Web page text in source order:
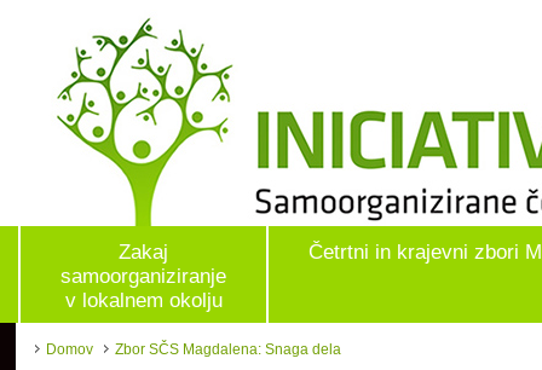
Zakaj
samoorganiziranje
v lokalnem okolju
Četrtni in krajevni zbori
Domov
Zbor SČS Magdalena: Snaga dela